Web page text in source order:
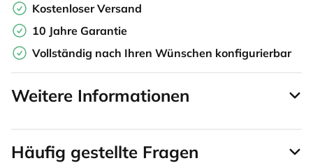
Kostenloser Versand
10 Jahre Garantie
Vollständig nach Ihren Wünschen konfigurierbar
Weitere Informationen
Häufig gestellte Fragen